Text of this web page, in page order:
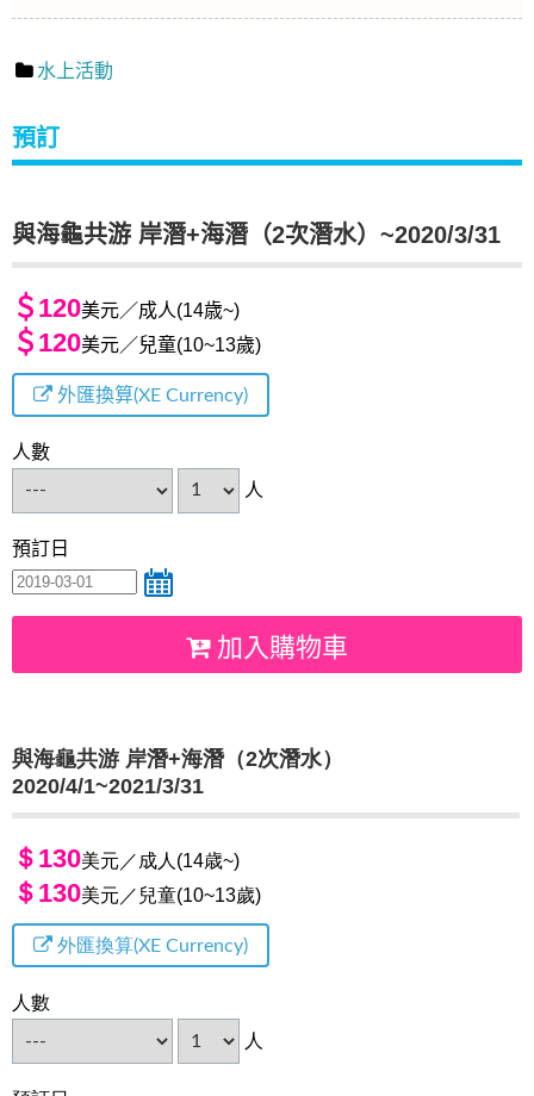
水上活動
預訂
與海龜共游 岸潛+海潛（2次潛水）~2020/3/31
＄120美元／成人(14歳~)
＄120美元／兒童(10~13歲)
外匯換算(XE Currency)
人數
人
預訂日
加入購物車